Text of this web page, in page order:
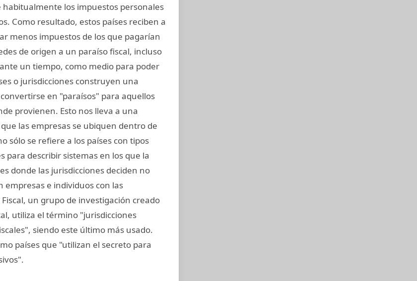
habitualmente los impuestos personales
Como resultado, estos países reciben a
menos impuestos de los que pagarían
de origen a un paraíso fiscal, incluso
un tiempo, como medio para poder
o jurisdicciones construyen una
en "paraísos" para aquellos
provienen. Esto nos lleva a una
las empresas se ubiquen dentro de
sólo se refiere a los países con tipos
para describir sistemas en los que la
donde las jurisdicciones deciden no
e individuos con las
un grupo de investigación creado
utiliza el término "jurisdicciones
siendo este último más usado.
países que "utilizan el secreto para